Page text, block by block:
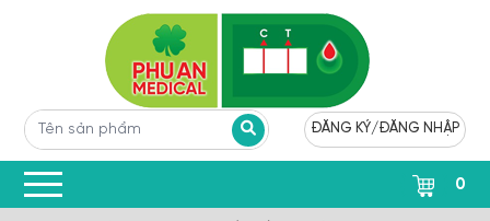
ĐĂNG KÝ/ĐĂNG NHẬP
0